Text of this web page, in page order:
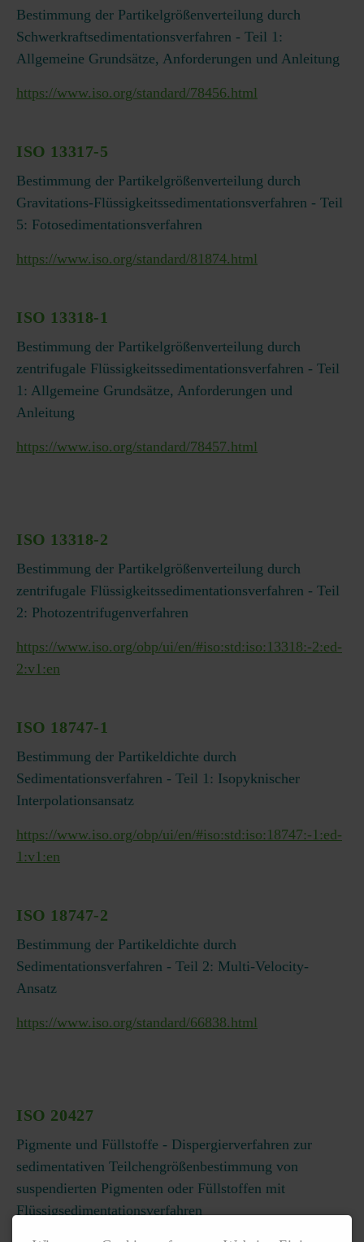
Bestimmung der Partikelgrößenverteilung durch
Schwerkraftsedimentationsverfahren - Teil 1:
Allgemeine Grundsätze, Anforderungen und Anleitung
https://www.iso.org/standard/78456.html
ISO 13317-5
Bestimmung der Partikelgrößenverteilung durch
Gravitations-Flüssigkeitssedimentationsverfahren - Teil
5: Fotosedimentationsverfahren
https://www.iso.org/standard/81874.html
ISO 13318-1
Bestimmung der Partikelgrößenverteilung durch
zentrifugale Flüssigkeitssedimentationsverfahren - Teil
1: Allgemeine Grundsätze, Anforderungen und
Anleitung
https://www.iso.org/standard/78457.html
ISO 13318-2
Bestimmung der Partikelgrößenverteilung durch
zentrifugale Flüssigkeitssedimentationsverfahren - Teil
2: Photozentrifugenverfahren
https://www.iso.org/obp/ui/en/#iso:std:iso:13318:-2:ed-
2:v1:en
ISO 18747-1
Bestimmung der Partikeldichte durch
Sedimentationsverfahren - Teil 1: Isopyknischer
Interpolationsansatz
https://www.iso.org/obp/ui/en/#iso:std:iso:18747:-1:ed-
1:v1:en
ISO 18747-2
Bestimmung der Partikeldichte durch
Sedimentationsverfahren - Teil 2: Multi-Velocity-
Ansatz
https://www.iso.org/standard/66838.html
ISO 20427
Pigmente und Füllstoffe - Dispergierverfahren zur
sedimentativen Teilchengrößenbestimmung von
suspendierten Pigmenten oder Füllstoffen mit
Flüssigsedimentationsverfahren